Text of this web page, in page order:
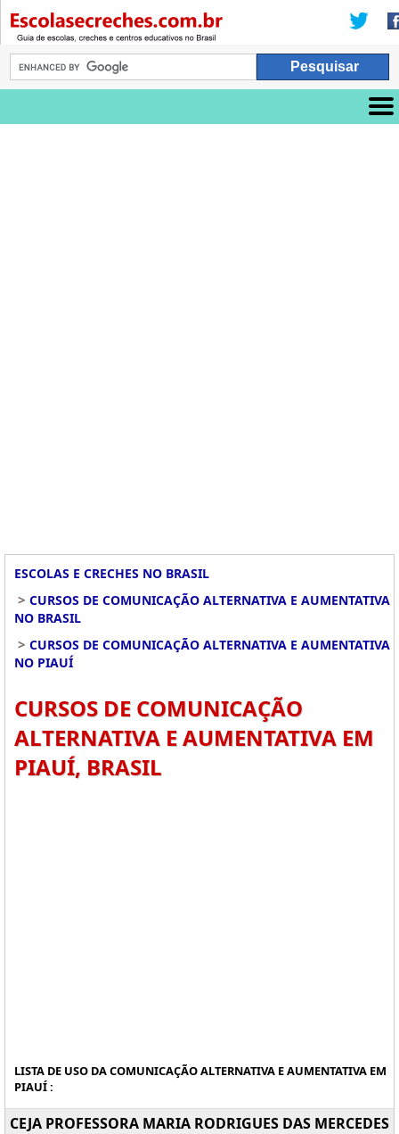
ESCOLAS E CRECHES NO BRASIL
> CURSOS DE COMUNICAÇÃO ALTERNATIVA E AUMENTATIVA
NO BRASIL
> CURSOS DE COMUNICAÇÃO ALTERNATIVA E AUMENTATIVA
NO PIAUÍ
CURSOS DE COMUNICAÇÃO
ALTERNATIVA E AUMENTATIVA EM
PIAUÍ, BRASIL
LISTA DE USO DA COMUNICAÇÃO ALTERNATIVA E AUMENTATIVA EM
PIAUÍ :
CEJA PROFESSORA MARIA RODRIGUES DAS MERCEDES